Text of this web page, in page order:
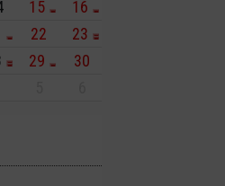
15
16
22
23
29
30